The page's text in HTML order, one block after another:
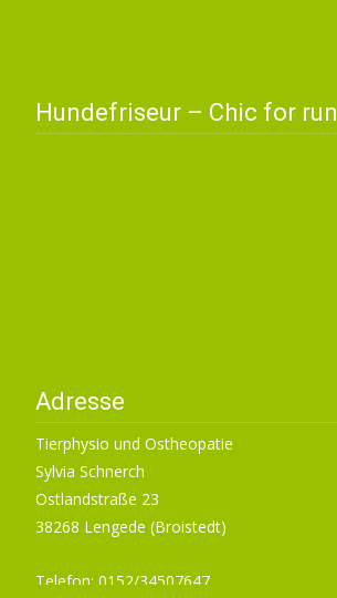
Hundefriseur – Chic for run
Adresse
Tierphysio und Ostheopatie
Sylvia Schnerch
Ostlandstraße 23
38268 Lengede (Broistedt)
Telefon: 0152/34507647